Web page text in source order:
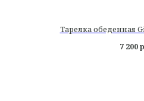
Тарелка обеденная
7 200